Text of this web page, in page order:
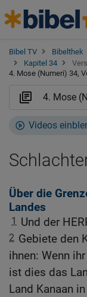
Bibel TV Bibelthek
Kapitel 34
4. Mose (Numeri) 34,
Videos
Über die
Landes
1 Und der
2 Gebiete den
ihnen: Wenn
ist dies das
Land Kanaan